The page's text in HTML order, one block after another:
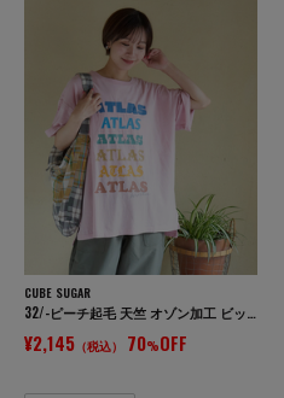
CUBE SUGAR
32/-ピーチ起毛 天竺 オゾン加工 ビッグ Tシャツ
¥2,145 （税込） 70%OFF